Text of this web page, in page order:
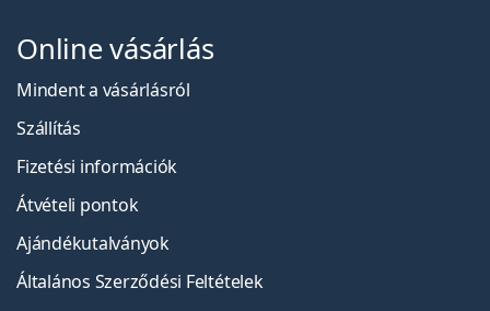
Online vásárlás
Mindent a vásárlásról
Szállítás
Fizetési információk
Átvételi pontok
Ajándékutalványok
Általános Szerződési Feltételek